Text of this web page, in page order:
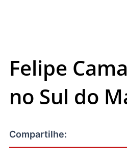
Felipe
no Sul do